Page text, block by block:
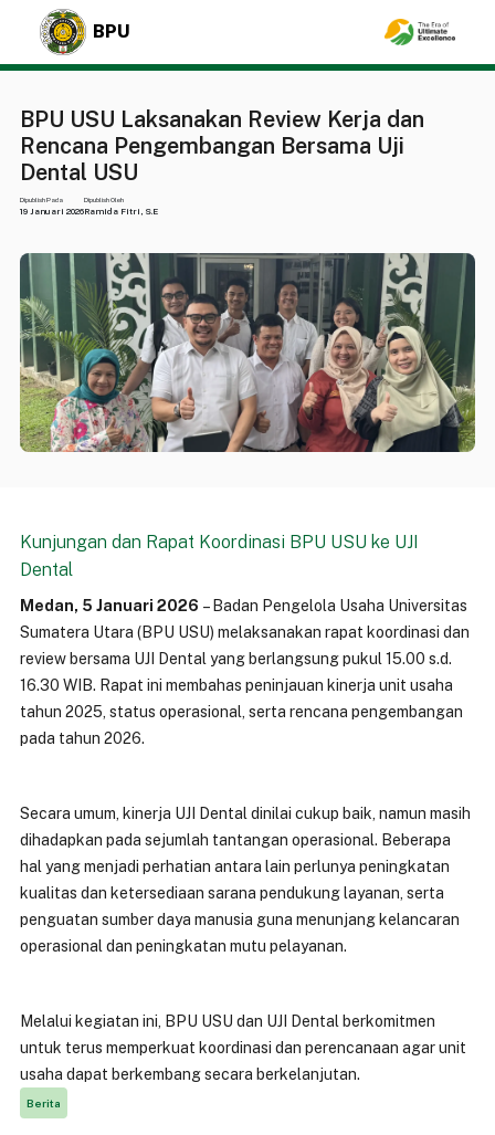
BPU
BPU USU Laksanakan Review Kerja dan
Rencana Pengembangan Bersama Uji
Dental USU
Dipublish Pada
19 Januari 2026
Dipublish Oleh
Ramida Fitri, S.E
Kunjungan dan Rapat Koordinasi BPU USU ke UJI
Dental
Medan, 5 Januari 2026 – Badan Pengelola Usaha Universitas
Sumatera Utara (BPU USU) melaksanakan rapat koordinasi dan
review bersama UJI Dental yang berlangsung pukul 15.00 s.d.
16.30 WIB. Rapat ini membahas peninjauan kinerja unit usaha
tahun 2025, status operasional, serta rencana pengembangan
pada tahun 2026.
Secara umum, kinerja UJI Dental dinilai cukup baik, namun masih
dihadapkan pada sejumlah tantangan operasional. Beberapa
hal yang menjadi perhatian antara lain perlunya peningkatan
kualitas dan ketersediaan sarana pendukung layanan, serta
penguatan sumber daya manusia guna menunjang kelancaran
operasional dan peningkatan mutu pelayanan.
Melalui kegiatan ini, BPU USU dan UJI Dental berkomitmen
untuk terus memperkuat koordinasi dan perencanaan agar unit
usaha dapat berkembang secara berkelanjutan.
Berita